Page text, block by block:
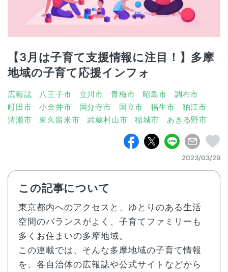
【3月は子育て支援情報に注目！】多摩
地域の子育て応援インフォ
広報誌 八王子市 立川市 青梅市 昭島市
調布市
町田市
小金井市 国分寺市 国立市 福生市
狛江市
清瀬市
東久留米市 武蔵村山市 稲城市 あきる野市
2023/03/29
この記事について
東京都内へのアクセスと、ゆとりのある生活
空間のバランスがよく、子育てファミリーも
多くお住まいの多摩地域。
この連載では、そんな多摩地域の子育て情報
を、各自治体の広報誌や公式サイトなどから